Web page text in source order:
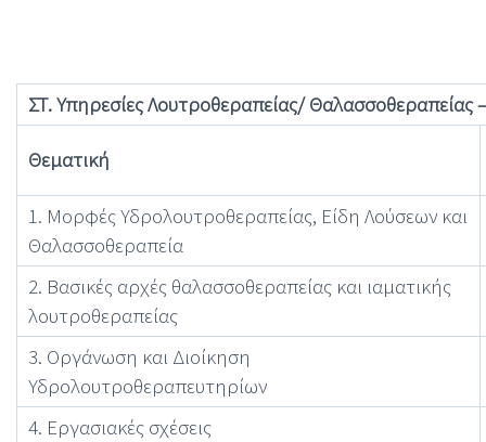
ΣΤ. Υπηρεσίες Λουτροθεραπείας/ Θαλασσοθεραπείας
Θεματική
1. Μορφές Υδρολουτροθεραπείας, Είδη Λούσεων και
Θαλασσοθεραπεία
2. Βασικές αρχές θαλασσοθεραπείας και ιαματικής
λουτροθεραπείας
3. Οργάνωση και Διοίκηση
Υδρολουτροθεραπευτηρίων
4. Εργασιακές σχέσεις